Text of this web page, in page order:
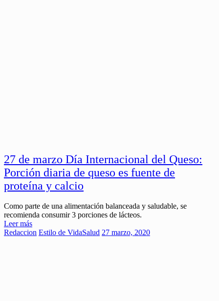
27 de marzo Día Internacional del Queso:
Porción diaria de queso es fuente de
proteína y calcio
Como parte de una alimentación balanceada y saludable, se
recomienda consumir 3 porciones de lácteos.
Leer más
Redaccion Estilo de VidaSalud 27 marzo, 2020